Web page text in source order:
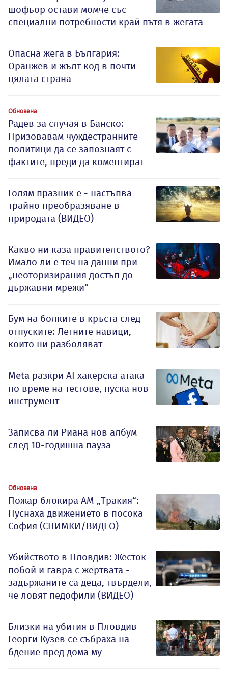
шофьор остави момче със
специални потребности край пътя в жегата
Опасна жега в България:
Оранжев и жълт код в почти
цялата страна
Обновена
Радев за случая в Банско:
Призовавам чуждестранните
политици да се запознаят с
фактите, преди да коментират
Голям празник е - настъпва
трайно преобразяване в
природата (ВИДЕО)
Какво ни каза правителството?
Имало ли е теч на данни при
„неоторизирания достъп до
държавни мрежи“
Бум на болките в кръста след
отпуските: Летните навици,
които ни разболяват
Meta разкри AI хакерска атака
по време на тестове, пуска нов
инструмент
Записва ли Риана нов албум
след 10-годишна пауза
Обновена
Пожар блокира АМ „Тракия“:
Пуснаха движението в посока
София (СНИМКИ/ВИДЕО)
Убийството в Пловдив: Жесток
побой и гавра с жертвата -
задържаните са деца, твърдели,
че ловят педофили (ВИДЕО)
Близки на убития в Пловдив
Георги Кузев се събраха на
бдение пред дома му